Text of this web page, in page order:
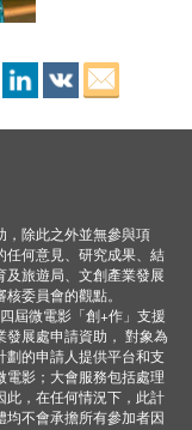
，除此之外並無參與項
任何意見、研究成果、結
旅遊局、文創產業發展
委員會的觀點。
屆微電影「創+作」支援
展處申請資助， 對象為
的申請人提供平台和支
影；大會服務包括處理
此，在任何情況下，此計
不會承擔所有參加者因